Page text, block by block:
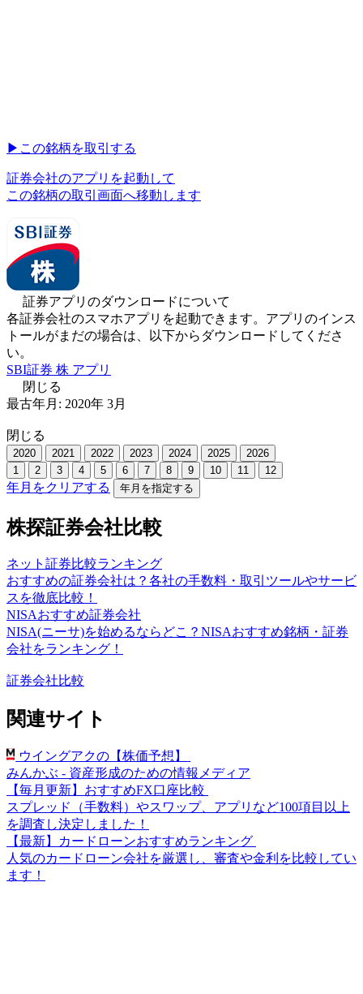
▶︎ この銘柄を取引する
証券会社のアプリを起動して
この銘柄の取引画面へ移動します
証券アプリのダウンロードについて
各証券会社のスマホアプリを起動できます。アプリのインス
トールがまだの場合は、以下からダウンロードしてくださ
い。
SBI証券 株 アプリ
閉じる
最古年月: 2020年 3月
閉じる
2020 2021 2022 2023 2024 2025
2026
1
2 3 4 5 6 7 8 9 10 11 12
年月をクリアする 年月を指定する
株探証券会社比較
ネット証券比較ランキング
おすすめの証券会社は？各社の手数料・取引ツールやサービ
スを徹底比較！
NISAおすすめ証券会社
NISA(ニーサ)を始めるならどこ？NISAおすすめ銘柄・証券
会社をランキング！
証券会社比較
関連サイト
ウイングアクの【株価予想】
みんかぶ - 資産形成のための情報メディア
【毎月更新】おすすめFX口座比較
スプレッド（手数料）やスワップ、アプリなど100項目以上
を調査し決定しました！
【最新】カードローンおすすめランキング
人気のカードローン会社を厳選し、審査や金利を比較してい
ます！